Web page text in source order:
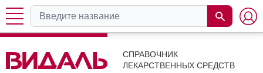
СПРАВОЧНИК
ЛЕКАРСТВЕННЫХ СРЕДСТВ